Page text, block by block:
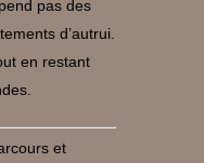
pas des
d’autrui.
en restant
et